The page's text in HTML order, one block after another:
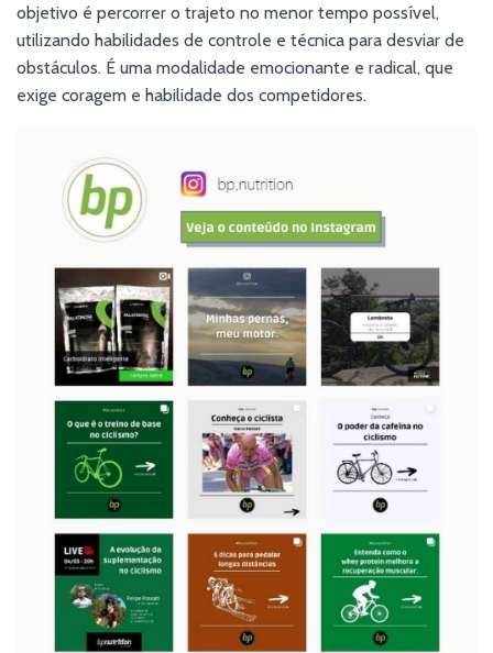
objetivo é percorrer o trajeto no menor tempo possível,
utilizando habilidades de controle e técnica para desviar de
obstáculos. É uma modalidade emocionante e radical, que
exige coragem e habilidade dos competidores.